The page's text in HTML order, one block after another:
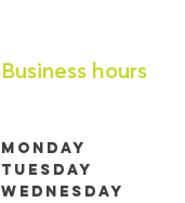
Business hours
Monday
Tuesday
Wednesday
9h00 à